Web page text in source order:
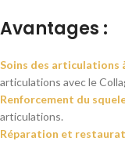
Avantages :
Soins des articulations
articulations avec le
Renforcement du
articulations.
Réparation et